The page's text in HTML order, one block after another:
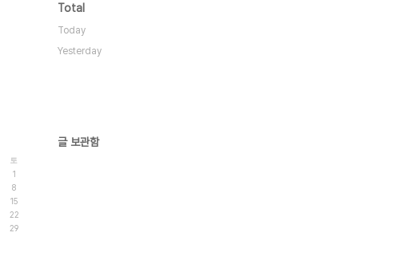
Total
Today
Yesterday
토
1
8
15
22
29
글 보관함